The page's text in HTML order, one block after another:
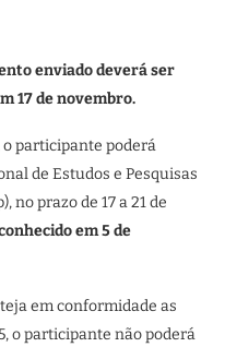
enviado deverá ser
17 de novembro.
o participante poderá
de Estudos e Pesquisas
no prazo de 17 a 21 de
em 5 de
em conformidade as
o participante não poderá